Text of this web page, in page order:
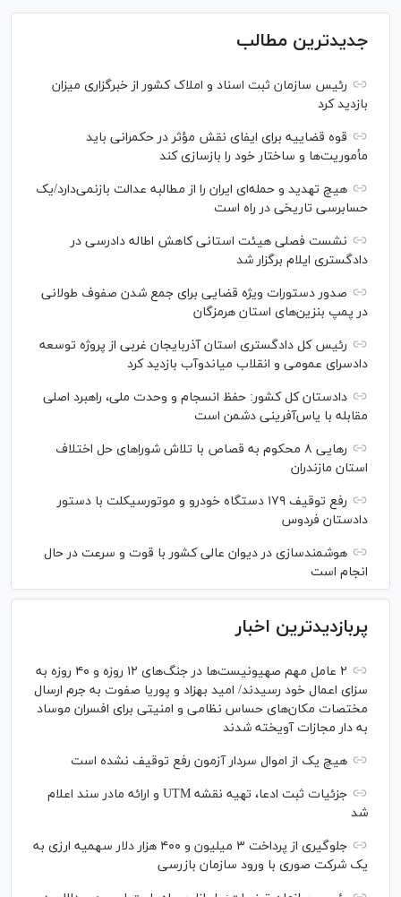
جدیدترین مطالب
رئیس سازمان ثبت اسناد و املاک کشور از خبرگزاری میزان
بازدید کرد
قوه قضاییه برای ایفای نقش مؤثر در حکمرانی باید
مأموریت‌ها و ساختار خود را بازسازی کند
هیچ تهدید و حمله‌ای ایران را از مطالبه عدالت بازنمی‌دارد/یک
حسابرسی تاریخی در راه است
نشست فصلی هیئت استانی کاهش اطاله دادرسی در
دادگستری ایلام برگزار شد
صدور دستورات ویژه قضایی برای جمع شدن صفوف طولانی
در پمپ بنزین‌های استان هرمزگان
رئیس کل دادگستری استان آذربایجان غربی از پروژه توسعه
دادسرای عمومی و انقلاب میاندوآب بازدید کرد
دادستان کل کشور: حفظ انسجام و وحدت ملی، راهبرد اصلی
مقابله با یاس‌آفرینی دشمن است
رهایی ۸ محکوم به قصاص با تلاش شورا‌های حل اختلاف
استان مازندران
رفع توقیف ۱۷۹ دستگاه خودرو و موتورسیکلت با دستور
دادستان فردوس
هوشمندسازی در دیوان عالی کشور با قوت و سرعت در حال
انجام است
پربازدیدترین اخبار
۲ عامل مهم صهیونیست‌ها در جنگ‌های ۱۲ روزه و ۴۰ روزه به
سزای اعمال خود رسیدند/ امید بهزاد و پوریا صفوت به جرم ارسال
مختصات مکان‌های حساس نظامی و امنیتی برای افسران موساد
به دار مجازات آویخته شدند
هیچ یک از اموال سردار آزمون رفع توقیف نشده است
جزئیات ثبت ادعا، تهیه نقشه UTM و ارائه مادر سند اعلام
شد
جلوگیری از پرداخت ۳ میلیون و ۴۰۰ هزار دلار سهمیه ارزی به
یک شرکت صوری با ورود سازمان بازرسی